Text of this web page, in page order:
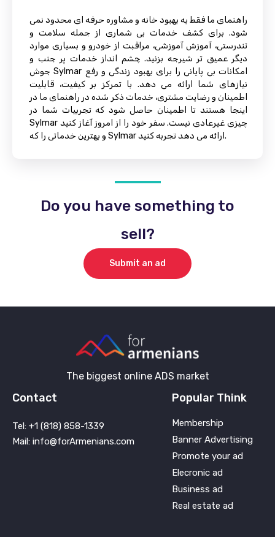
راهنمای ما فقط به بهبود خانه و مشاوره حرفه ای محدود نمی
شود. برای کشف خدمات بی شماری از جمله سلامت و
تندرستی، آموزش آموزشی، مراقبت از خودرو و بسیاری موارد
دیگر عمیق تر شیرجه بزنید. چشم انداز خدمات پر جنب و
جوش Sylmar امکانات بی پایانی را برای بهبود زندگی و رفع
نیازهای شما ارائه می دهد. با تمرکز بر کیفیت، قابلیت
اطمینان و رضایت مشتری، خدمات ذکر شده در راهنمای ما در
اینجا هستند تا اطمینان حاصل شود که تجربیات شما در
Sylmar چیزی غیرعادی نیست. سفر خود را از امروز آغاز کنید
و بهترین خدماتی را که Sylmar ارائه می دهد تجربه کنید.
Do you have something to
sell?
Submit an ad
The biggest online ADS market
Contact
Tel: +1 (818) 858-1339
Mail: info@forArmenians.com
Popular Think
Membership
Banner Advertising
Promote your ad
Elecronic ad
Business ad
Real estate ad